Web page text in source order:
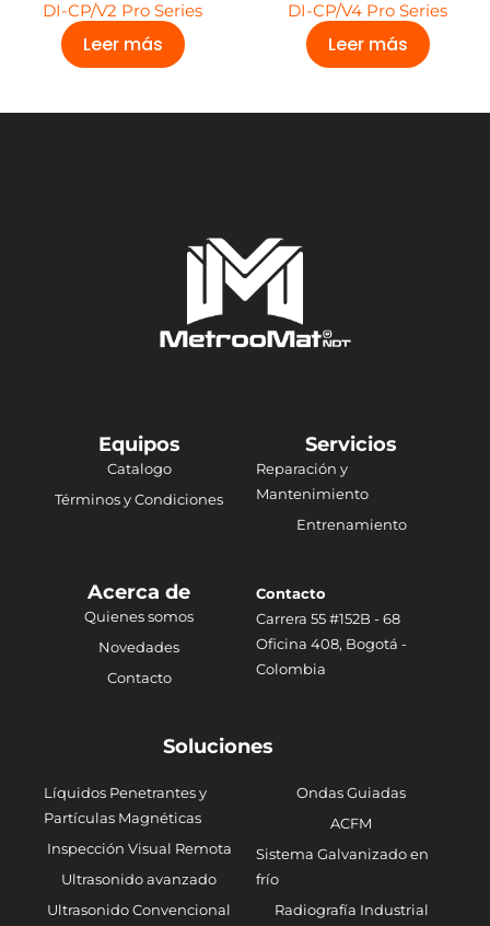
DI-CP/V2 Pro Series
Leer más
DI-CP/V4 Pro Series
Leer más
Equipos
Catalogo
Términos y Condiciones
Servicios
Reparación y
Mantenimiento
Entrenamiento
Acerca de
Quienes somos
Novedades
Contacto
Contacto
Carrera 55 #152B - 68
Oficina 408, Bogotá -
Colombia
Soluciones
Líquidos Penetrantes y
Partículas Magnéticas
Inspección Visual Remota
Ultrasonido avanzado
Ultrasonido Convencional
Ondas Guiadas
ACFM
Sistema Galvanizado en
frío
Radiografía Industrial